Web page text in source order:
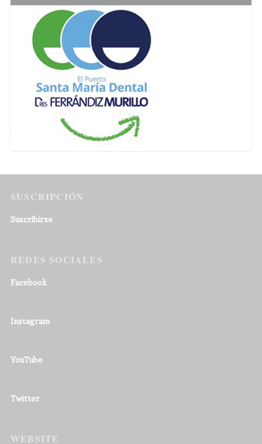
SUSCRIPCIÓN
Suscribirse
REDES SOCIALES
Facebook
Instagram
YouTube
Twitter
WEBSITE